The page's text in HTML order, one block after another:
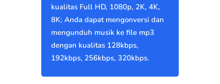
kualitas Full HD, 1080p, 2K, 4K,
8K; Anda dapat mengonversi dan
mengunduh musik ke file mp3
dengan kualitas 128kbps,
192kbps, 256kbps, 320kbps.